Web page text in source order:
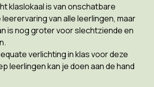
klaslokaal is van onschatbare
van alle leerlingen, maar
is nog groter voor slechtziende en
verlichting in klas voor deze
leerlingen kan je doen aan de hand